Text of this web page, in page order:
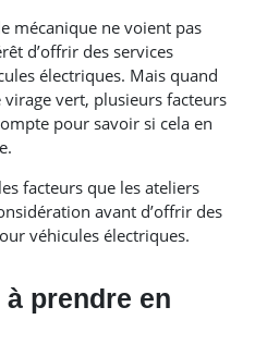
mécanique ne voient pas
d’offrir des services
électriques. Mais quand
vert, plusieurs facteurs
pour savoir si cela en
facteurs que les ateliers
avant d’offrir des
véhicules électriques.
prendre en